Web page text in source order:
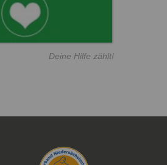
Deine Hilfe zählt!